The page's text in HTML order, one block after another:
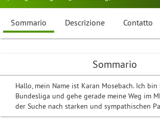
Sommario Descrizione Contatto
Sommario
Hallo, mein Name ist Karan Mosebach. Ich
Bundesliga und gehe gerade meine Weg im
der Suche nach starken und sympathischen